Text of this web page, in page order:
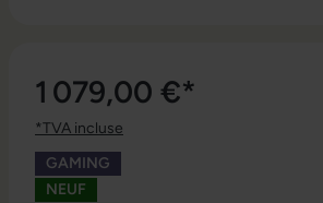
1 079,00 €*
*TVA incluse
GAMING
NEUF